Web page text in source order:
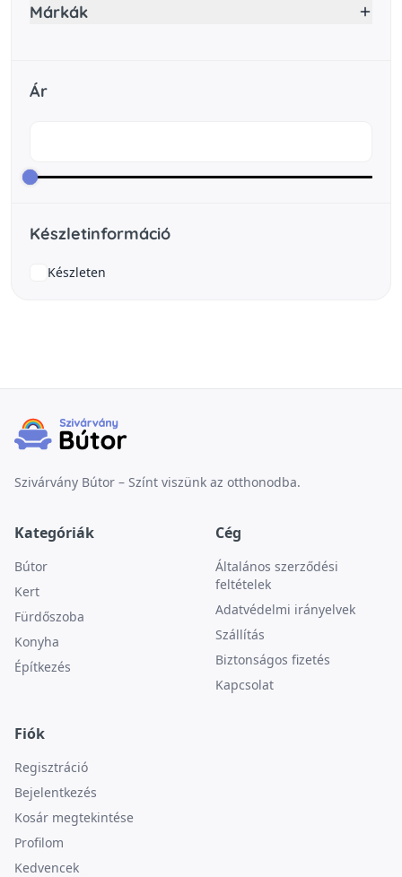
Márkák
Ár
Készletinformáció
Készleten
Szivárvány Bútor – Színt viszünk az otthonodba.
Kategóriák
Bútor
Kert
Fürdőszoba
Konyha
Építkezés
Cég
Általános szerződési
feltételek
Adatvédelmi irányelvek
Szállítás
Biztonságos fizetés
Kapcsolat
Fiók
Regisztráció
Bejelentkezés
Kosár megtekintése
Profilom
Kedvencek